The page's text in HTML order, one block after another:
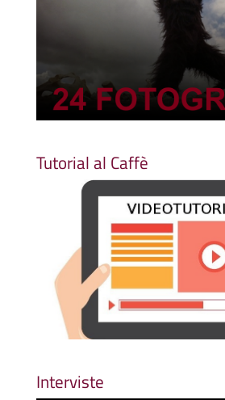
Tutorial al Caffè
Interviste